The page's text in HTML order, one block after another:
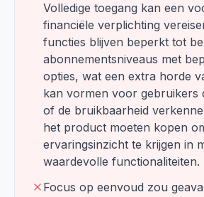
Volledige toegang kan een
financiële verplichting
functies blijven beperkt tot
abonnementsniveaus met
opties, wat een extra horde
kan vormen voor gebruikers
of de bruikbaarheid
het product moeten kopen
ervaringsinzicht te krijgen in
waardevolle functionaliteiten.
Focus op eenvoud zou